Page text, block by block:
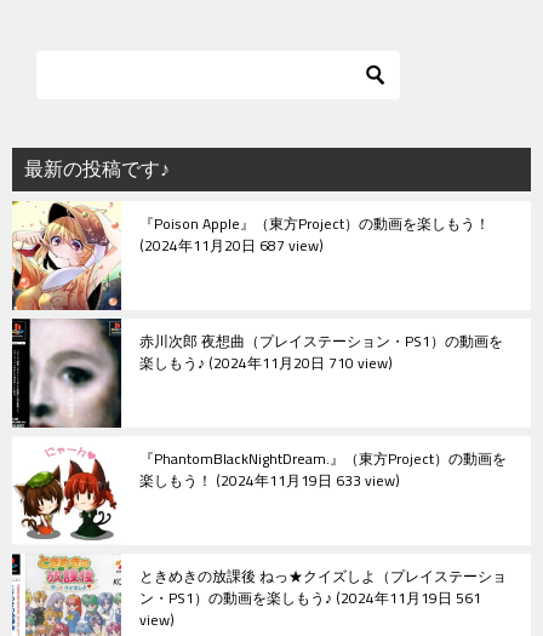
最新の投稿です♪
『Poison Apple』（東方Project）の動画を楽しもう！
2024年11月20日 687 view
赤川次郎 夜想曲（プレイステーション・PS1）の動画を
楽しもう♪ 2024年11月20日 710 view
『PhantomBlackNightDream.』（東方Project）の動画を
楽しもう！ 2024年11月19日 633 view
ときめきの放課後 ねっ★クイズしよ（プレイステーショ
ン・PS1）の動画を楽しもう♪ 2024年11月19日 561
view